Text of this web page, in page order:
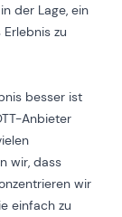
der Lage, ein
zu
besser ist
Anbieter
wir, dass
wir
einfach zu